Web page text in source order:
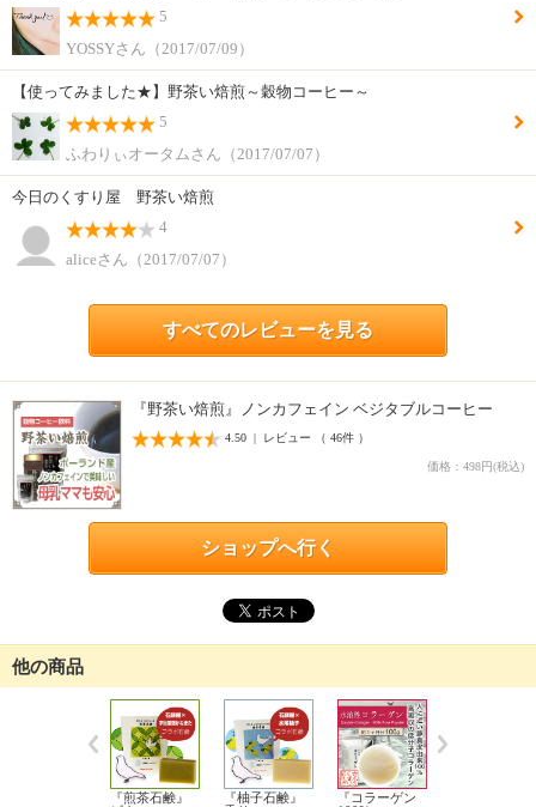
5
YOSSYさん（2017/07/09）
【使ってみました★】野茶い焙煎～穀物コーヒー～
5
ふわりぃオータムさん（2017/07/07）
今日のくすり屋 野茶い焙煎
4
aliceさん（2017/07/07）
すべてのレビューを見る
『野茶い焙煎』ノンカフェイン ベジタブルコーヒー
4.50 | レビュー （ 46件 ）
価格：498円(税込)
ショップへ行く
他の商品
『煎茶石鹸』
『柚子石鹸』
『コラーゲン